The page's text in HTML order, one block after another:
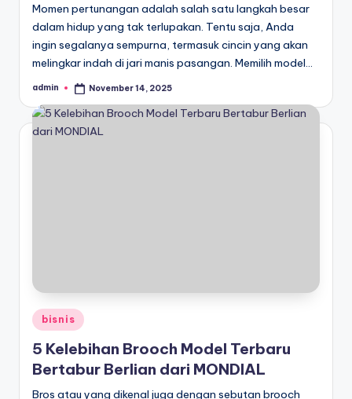
Momen pertunangan adalah salah satu langkah besar
dalam hidup yang tak terlupakan. Tentu saja, Anda
ingin segalanya sempurna, termasuk cincin yang akan
melingkar indah di jari manis pasangan. Memilih model…
Posted
admin November 14, 2025
Posted
in
bisnis
5 Kelebihan Brooch Model Terbaru
Bertabur Berlian dari MONDIAL
Bros atau yang dikenal juga dengan sebutan brooch